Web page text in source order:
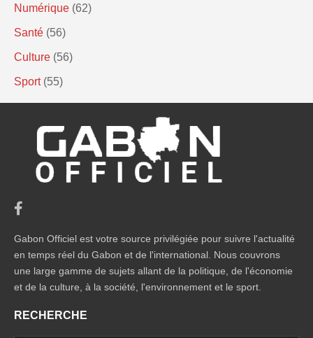
Numérique (62)
Santé (56)
Culture (56)
Sport (55)
Gabon Officiel est votre source privilégiée pour suivre l'actualité
en temps réel du Gabon et de l'international. Nous couvrons
une large gamme de sujets allant de la politique, de l'économie
et de la culture, à la société, l'environnement et le sport.
RECHERCHE